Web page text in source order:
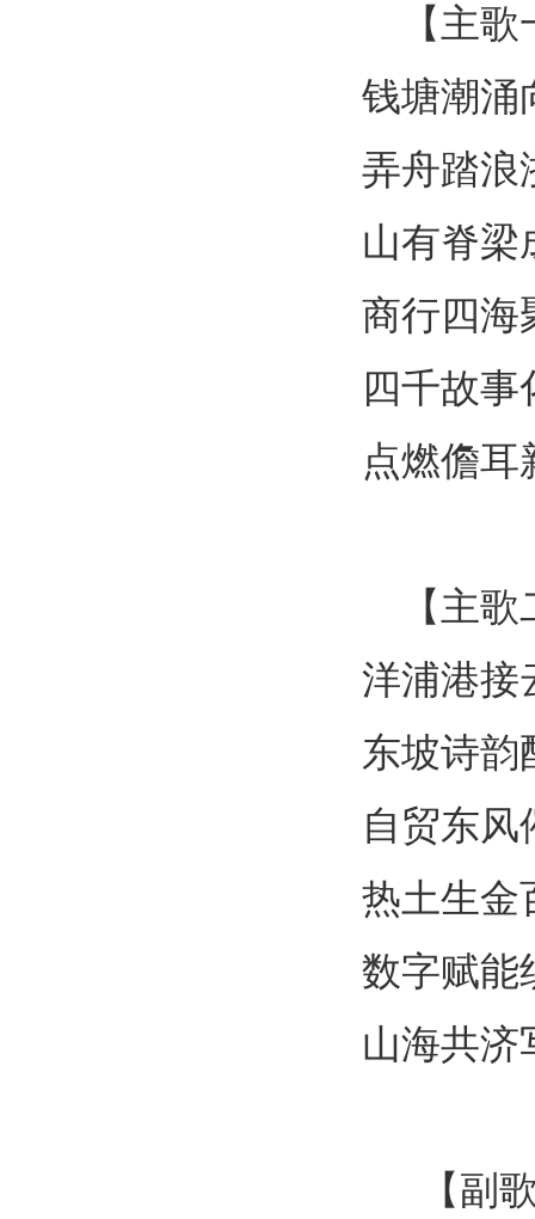
【主
钱塘潮涌
弄舟踏浪
山有脊梁
商行四海
四千故事
点燃儋耳
【主
洋浦港接
东坡诗韵
自贸东风
热土生金
数字赋能
山海共济
【副